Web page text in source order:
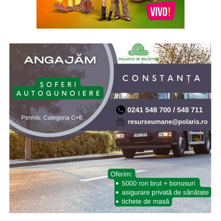
902/2005, s-a aprobat înfiinţarea Institutului Naţional
pentru Studierea Holocaustului din România „Elie
Wiesel”. Elie (Eliezer) Wiesel (1928-2016) a fost evreu-
Holocaustului, scriitor, profesor, filozof, ziarist, eseist și
un activist în drepturile omului. Inaugurarea a avut loc
la 10.X.2005, cu ocazia celei de-a doua comemorări a
„Zilei Holocaustului din România”
* Cu 19 ani în urmă (2007) NASA a lansat sonda Phoenix
Mars Lander, care ulterior a găsit dovezi ale existenței
apei pe planeta Marte. Phoenix Mars Lander, pe scurt
Phoenix, este o navă-robot dedicată continuării misiunii
explorării spațiului, având ca țintă continuarea
explorării planetei Marte a sistemului nostru solar.
Misiunea Phoenix a fost lansată cu succes pe 4 august
2007 și a amartizat în ziua de 25 mai 2008. Programul ar
fi trebuit să dureze 90 de zile marțiene (aproximativ 92
de zile pământene), dar robotul a depășit așteptările